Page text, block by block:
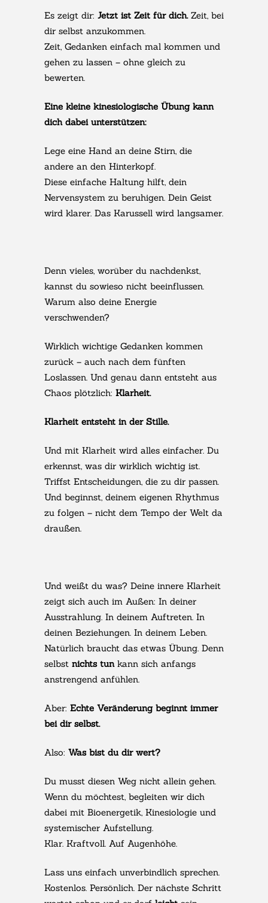
Es zeigt dir: Jetzt ist Zeit für dich.Zeit, bei
dir selbst anzukommen.
Zeit, Gedanken einfach mal kommen und
gehen zu lassen – ohne gleich zu
bewerten.
Eine kleine kinesiologische Übung kann
dich dabei unterstützen:
Lege eine Hand an deine Stirn, die
andere an den Hinterkopf.
Diese einfache Haltung hilft, dein
Nervensystem zu beruhigen. Dein Geist
wird klarer. Das Karussell wird langsamer.
Denn vieles, worüber du nachdenkst,
kannst du sowieso nicht beeinflussen.
Warum also deine Energie
verschwenden?
Wirklich wichtige Gedanken kommen
zurück – auch nach dem fünften
Loslassen. Und genau dann entsteht aus
Chaos plötzlich: Klarheit.
Klarheit entsteht in der Stille.
Und mit Klarheit wird alles einfacher. Du
erkennst, was dir wirklich wichtig ist.
Triffst Entscheidungen, die zu dir passen.
Und beginnst, deinem eigenen Rhythmus
zu folgen – nicht dem Tempo der Welt da
draußen.
Und weißt du was? Deine innere Klarheit
zeigt sich auch im Außen: In deiner
Ausstrahlung. In deinem Auftreten. In
deinen Beziehungen. In deinem Leben.
Natürlich braucht das etwas Übung. Denn
selbst nichts tunkann sich anfangs
anstrengend anfühlen.
Aber: Echte Veränderung beginnt immer
bei dir selbst.
Also: Was bist du dir wert?
Du musst diesen Weg nicht allein gehen.
Wenn du möchtest, begleiten wir dich
dabei mit Bioenergetik, Kinesiologie und
systemischer Aufstellung.
Klar. Kraftvoll. Auf Augenhöhe.
Lass uns einfach unverbindlich sprechen.
Kostenlos. Persönlich. Der nächste Schritt